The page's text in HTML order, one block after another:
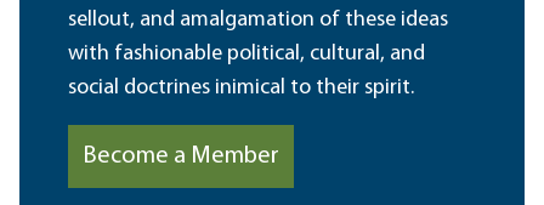
sellout, and amalgamation of these ideas
with fashionable political, cultural, and
social doctrines inimical to their spirit.
Become a Member